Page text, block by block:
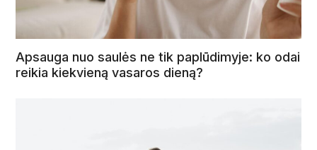
Apsauga nuo saulės ne tik paplūdimyje: ko odai
reikia kiekvieną vasaros dieną?